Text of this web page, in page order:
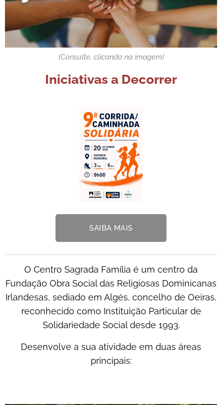
(Consulte, clicando na imagem)
Iniciativas a Decorrer
SAIBA MAIS
O Centro Sagrada Família é um centro da
Fundação Obra Social das Religiosas Dominicanas
Irlandesas, sediado em Algés, concelho de Oeiras,
reconhecido como Instituição Particular de
Solidariedade Social desde 1993.
Desenvolve a sua atividade em duas áreas
principais: